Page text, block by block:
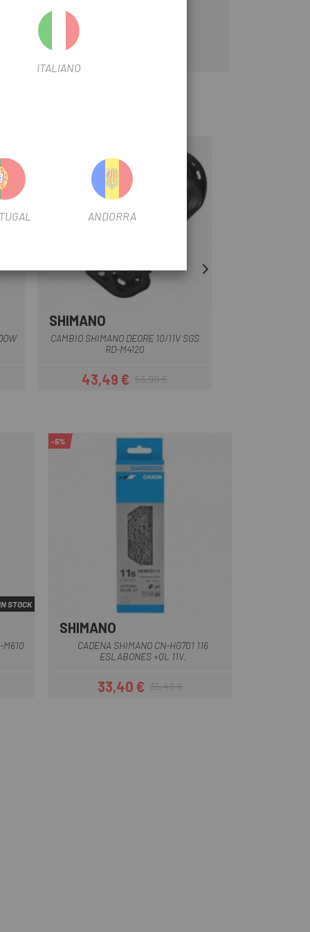
SHIMANO
CAMBIO SHIMANO DEORE 10/11V SGS
RD-M4120
Precio
43,49 €Precio regular
53,99 €
STOCK
M610
-5%
SHIMANO
CADENA SHIMANO CN-HG701 116
ESLABONES +QL 11V.
Precio
33,40 €Precio regular
35,49 €
ITALIANO
ANDORRA